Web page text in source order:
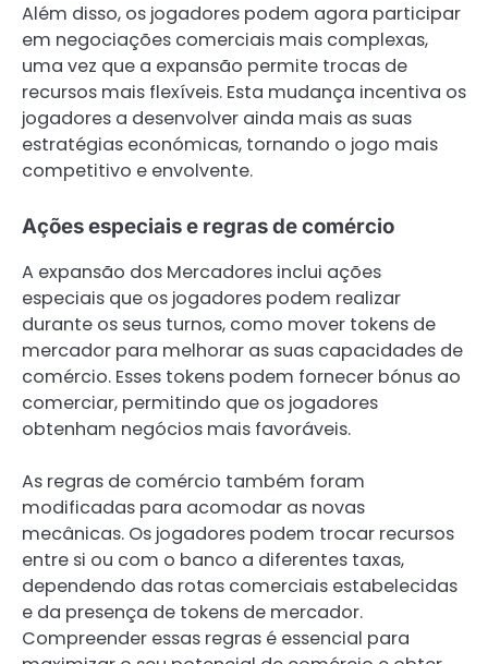
Além disso, os jogadores podem agora participar
em negociações comerciais mais complexas,
uma vez que a expansão permite trocas de
recursos mais flexíveis. Esta mudança incentiva os
jogadores a desenvolver ainda mais as suas
estratégias económicas, tornando o jogo mais
competitivo e envolvente.
Ações especiais e regras de comércio
A expansão dos Mercadores inclui ações
especiais que os jogadores podem realizar
durante os seus turnos, como mover tokens de
mercador para melhorar as suas capacidades de
comércio. Esses tokens podem fornecer bónus ao
comerciar, permitindo que os jogadores
obtenham negócios mais favoráveis.
As regras de comércio também foram
modificadas para acomodar as novas
mecânicas. Os jogadores podem trocar recursos
entre si ou com o banco a diferentes taxas,
dependendo das rotas comerciais estabelecidas
e da presença de tokens de mercador.
Compreender essas regras é essencial para